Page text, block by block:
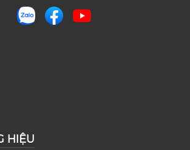
HIỆU